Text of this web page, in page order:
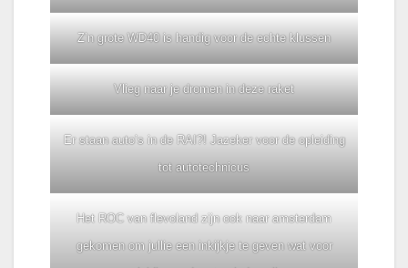
Z’n grote WD40 is handig voor de echte klussen
Vlieg naar je dromen in deze raket
Er staan auto’s in de RAI?! Jazeker voor de opleiding
tot autotechnicus
Het ROC van flevoland zijn ook naar amsterdam
gekomen om jullie een inkijkje te geven wat voor